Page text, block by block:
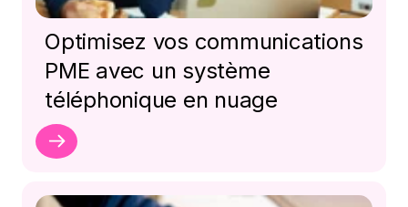
Optimisez vos communications
PME avec un système
téléphonique en nuage